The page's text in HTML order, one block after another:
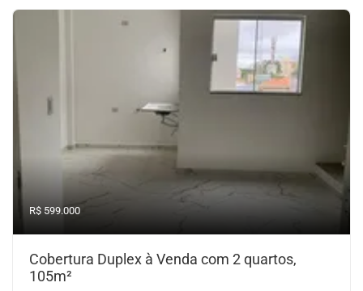
R$ 599.000
Cobertura Duplex à Venda com 2 quartos,
105m²